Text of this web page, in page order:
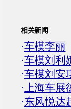
相关新闻
·车模李丽
·车模刘利
·车模刘安
·上海车展
·东风悦达